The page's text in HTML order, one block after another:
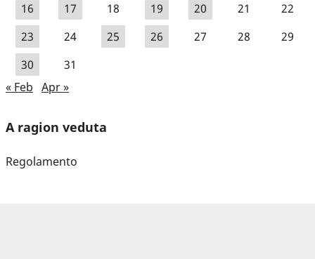
16
17 18 19 20 21
22
23
24 25 26 27 28
29
30
31
« Feb Apr »
A ragion veduta
Regolamento